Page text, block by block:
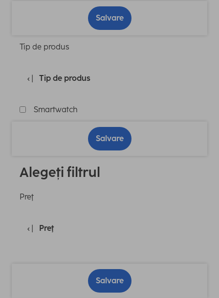
Salvare
Tip de produs
Tip de produs
Smartwatch
Salvare
Alegeți filtrul
Preţ
Preţ
Salvare